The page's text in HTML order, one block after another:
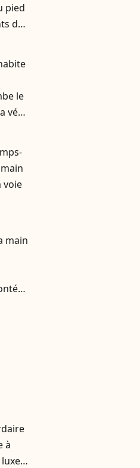
pied
de
le
vécu
voie
main
à